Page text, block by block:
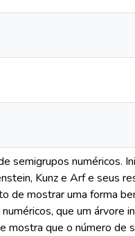
semigrupos numéricos.
Kunz e Arf e seus
de mostrar uma forma
que um árvore
mostra que o número de